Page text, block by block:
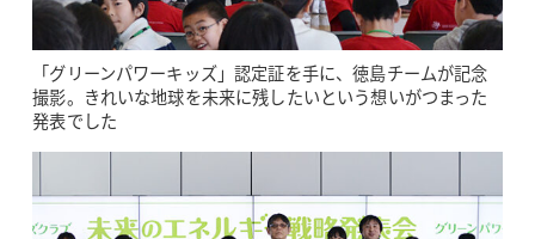
「グリーンパワーキッズ」認定証を手に、徳島チームが記念
撮影。きれいな地球を未来に残したいという想いがつまった
発表でした